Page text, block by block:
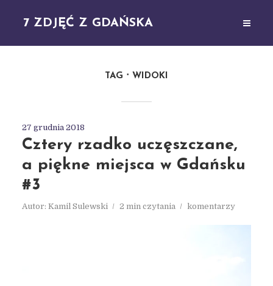
7 ZDJĘĆ Z GDAŃSKA
TAG WIDOKI
27 grudnia 2018
Cztery rzadko uczęszczane,
a piękne miejsca w Gdańsku
#3
Autor: Kamil Sulewski 2 min czytania komentarzy